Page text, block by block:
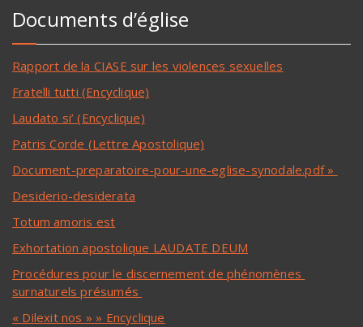
Documents d’église
Rapport de la CIASE sur les violences sexuelles
Fratelli tutti (Encyclique)
Laudato si’ (Encyclique)
Patris Corde (Lettre Apostolique)
Document-preparatoire-pour-une-eglise-synodale.pdf »
Desiderio-desiderata
Totum amoris est
Exhortation apostolique LAUDATE DEUM
Procédures pour le discernement de phénomènes
surnaturels présumés
« Dilexit nos » » Encyclique